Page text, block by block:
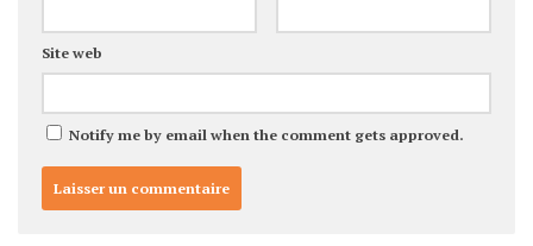
Site web
Notify me by email when the comment gets approved.